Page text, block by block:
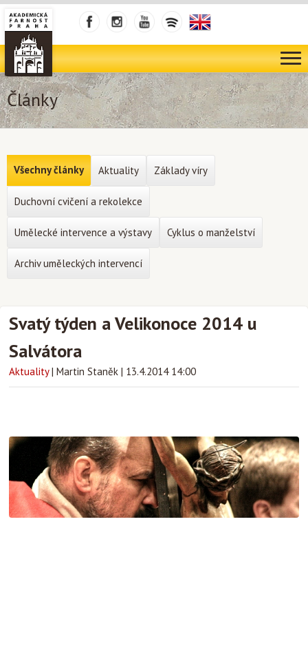
Články
Svatý týden a Velikonoce 2014 u
Salvátora
Aktuality | Martin Staněk | 13.4.2014 14:00
Všechny články Aktuality Základy víry
Duchovní cvičení a rekolekce
Umělecké intervence a výstavy Cyklus o manželství
Archiv uměleckých intervencí